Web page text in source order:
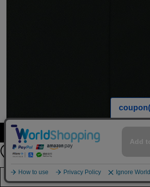
カラー・サイズを選択する
店舗在庫を見る
公式LINEアカウント
お友達登録で
詳しくはこちら